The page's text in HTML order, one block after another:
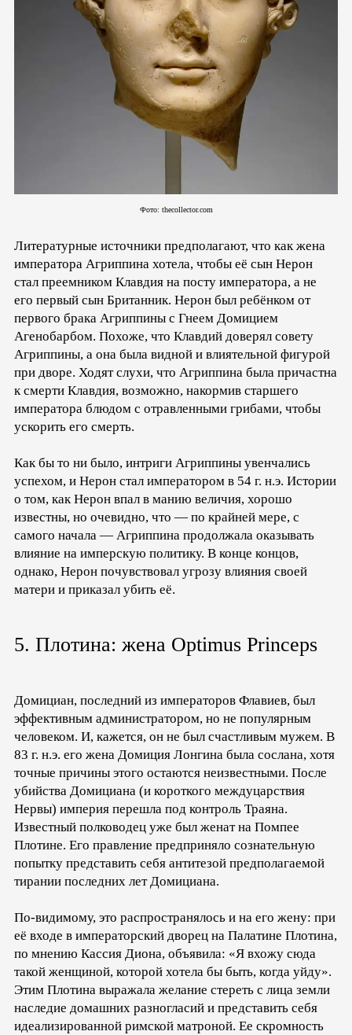
Фото: thecollector.com
Литературные источники предполагают, что как жена
императора Агриппина хотела, чтобы её сын Нерон
стал преемником Клавдия на посту императора, а не
его первый сын Британник. Нерон был ребёнком от
первого брака Агриппины с Гнеем Домицием
Агенобарбом. Похоже, что Клавдий доверял совету
Агриппины, а она была видной и влиятельной фигурой
при дворе. Ходят слухи, что Агриппина была причастна
к смерти Клавдия, возможно, накормив старшего
императора блюдом с отравленными грибами, чтобы
ускорить его смерть.
Как бы то ни было, интриги Агриппины увенчались
успехом, и Нерон стал императором в 54 г. н.э. Истории
о том, как Нерон впал в манию величия, хорошо
известны, но очевидно, что — по крайней мере, с
самого начала — Агриппина продолжала оказывать
влияние на имперскую политику. В конце концов,
однако, Нерон почувствовал угрозу влияния своей
матери и приказал убить её.
5. Плотина: жена Optimus Princeps
Домициан, последний из императоров Флавиев, был
эффективным администратором, но не популярным
человеком. И, кажется, он не был счастливым мужем. В
83 г. н.э. его жена Домиция Лонгина была сослана, хотя
точные причины этого остаются неизвестными. После
убийства Домициана (и короткого междуцарствия
Нервы) империя перешла под контроль Траяна.
Известный полководец уже был женат на Помпее
Плотине. Его правление предприняло сознательную
попытку представить себя антитезой предполагаемой
тирании последних лет Домициана.
По-видимому, это распространялось и на его жену: при
её входе в императорский дворец на Палатине Плотина,
по мнению Кассия Диона, объявила: «Я вхожу сюда
такой женщиной, которой хотела бы быть, когда уйду».
Этим Плотина выражала желание стереть с лица земли
наследие домашних разногласий и представить себя
идеализированной римской матроной. Ее скромность